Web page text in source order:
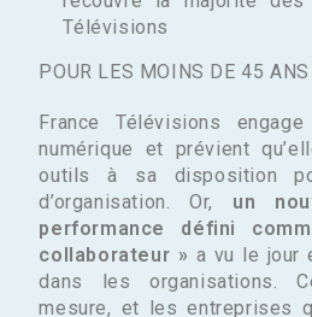
Télévisions
POUR LES MOINS DE 45 ANS
France Télévisions
numérique et prévient
outils à sa disposition
d’organisation. Or, un
performance défini
collaborateur » a vu le jour
dans les organisations.
mesure, et les entreprises